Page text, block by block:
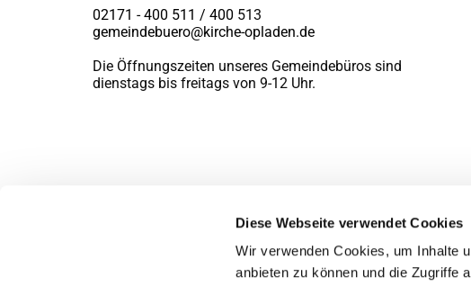
Diese Webseite verwendet Cookies
Wir verwenden Cookies, um Inhalte
anbieten zu können und die Zugriffe
02171 - 400 511 / 400 513
gemeindebuero@kirche-opladen.de
Die Öffnungszeiten unseres Gemeindebüros sind
dienstags bis freitags von 9-12 Uhr.